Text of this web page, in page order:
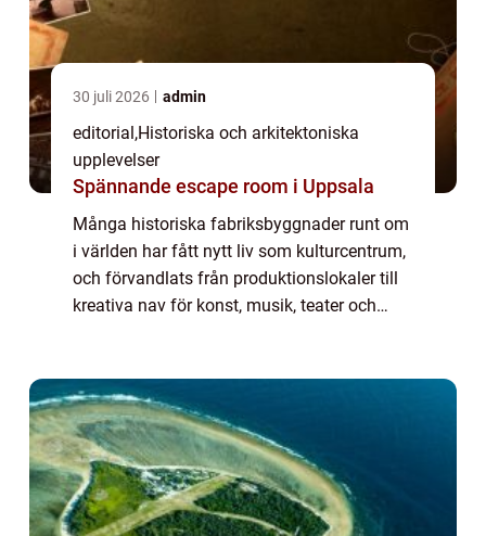
30 juli 2026 admin
editorial,Historiska och arkitektoniska
upplevelser
Spännande escape room i Uppsala
Många historiska fabriksbyggnader runt om
i världen har fått nytt liv som kulturcentrum,
och förvandlats från produktionslokaler till
kreativa nav för konst, musik, teater och